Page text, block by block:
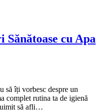
cu Apa
să îți vorbesc despre un
complet rutina ta de igienă
uimit să afli…